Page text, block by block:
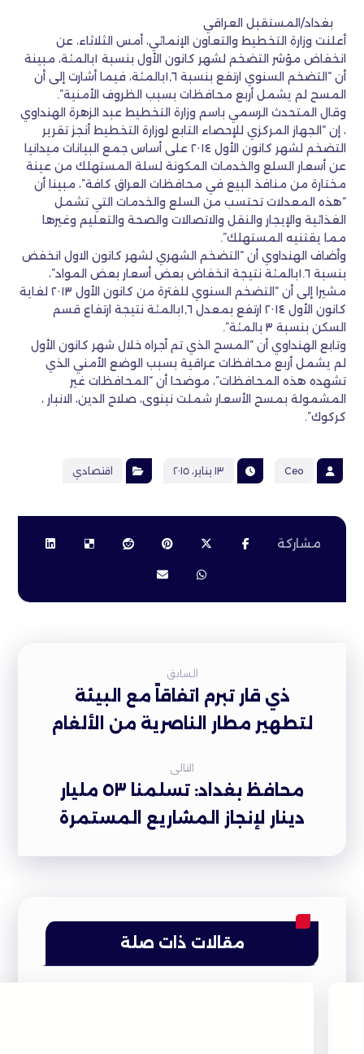
بغداد/المستقبل العراقي
أعلنت وزارة التخطيط والتعاون الإنمائي، أمس الثلاثاء، عن
انخفاض مؤشر التضخم لشهر كانون الأول بنسبة ١بالمئة، مبينة
أن “التضخم السنوي ارتفع بنسبة ١,٦بالمئة، فيما أشارت إلى أن
المسح لم يشمل أربع محافظات بسبب الظروف الأمنية”.
وقال المتحدث الرسمي باسم وزارة التخطيط عبد الزهرة الهنداوي
، إن “الجهاز المركزي للإحصاء التابع لوزارة التخطيط أنجز تقرير
التضخم لشهر كانون الأول ٢٠١٤ على أساس جمع البيانات ميدانيا
عن أسعار السلع والخدمات المكونة لسلة المستهلك من عينة
مختارة من منافذ البيع في محافظات العراق كافة”، مبينا أن
“هذه المعدلات تحتسب من السلع والخدمات التي تشمل
الغذائية والإيجار والنقل والاتصالات والصحة والتعليم وغيرها
مما يقتنيه المستهلك”.
وأضاف الهنداوي أن “التضخم الشهري لشهر كانون الاول انخفض
بنسبة ١.٦بالمئة نتيجة انخفاض بعض أسعار بعض المواد”،
مشيرا إلى أن “التضخم السنوي للفترة من كانون الأول ٢٠١٣ لغاية
كانون الأول ٢٠١٤ ارتفع بمعدل ١,٦بالمئة نتيجة ارتفاع قسم
السكن بنسبة ٣ بالمئة”.
وتابع الهنداوي أن “المسح الذي تم أجراه خلال شهر كانون الأول
لم يشمل أربع محافظات عراقية بسبب الوضع الأمني الذي
تشهده هذه المحافظات”، موضحا أن “المحافظات غير
المشمولة بمسح الأسعار شملت نينوى، صلاح الدين، الانبار ،
كركوك”.
Ceo ١٣ يناير، ٢٠١٥ اقتصادي
السابق
ذي قار تبرم اتفاقاً مع البيئة
لتطهير مطار الناصرية من الألغام
التالى
محافظ بغداد: تسلمنا ٥٣ مليار
دينار لإنجاز المشاريع المستمرة
مقالات ذات صلة